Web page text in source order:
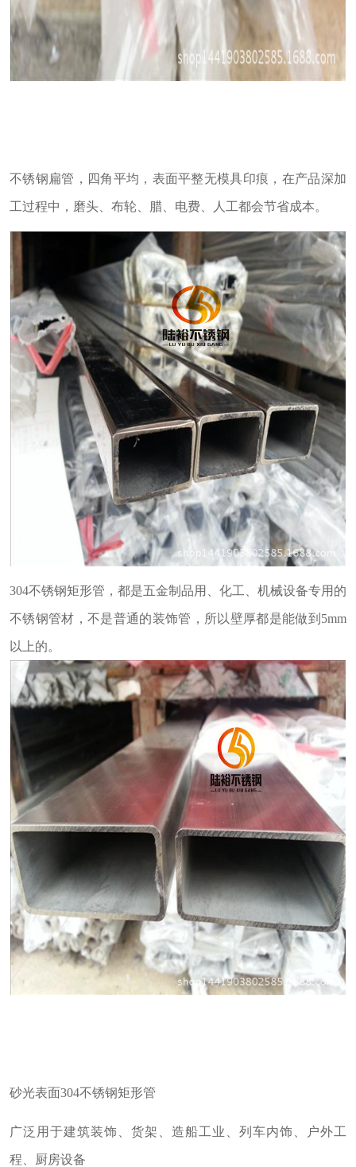
不锈钢扁管，四角平均，表面平整无模具印痕，在产品深加
工过程中，磨头、布轮、腊、电费、人工都会节省成本。
304不锈钢矩形管，都是五金制品用、化工、机械设备专用的
不锈钢管材，不是普通的装饰管，所以壁厚都是能做到5mm
以上的。
砂光表面304不锈钢矩形管
广泛用于建筑装饰、货架、造船工业、列车内饰、户外工
程、厨房设备